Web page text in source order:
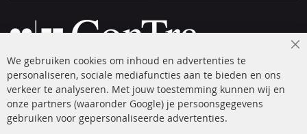
+49 (0) 4533 799 00 0
ma-do: 09-17 u, vr Fr 09-16 u
info@contra-automotive.de
We gebruiken cookies om inhoud en advertenties te
personaliseren, sociale mediafuncties aan te bieden en ons
verkeer te analyseren. Met jouw toestemming kunnen wij en
onze partners (waaronder Google) je persoonsgegevens
gebruiken voor gepersonaliseerde advertenties.